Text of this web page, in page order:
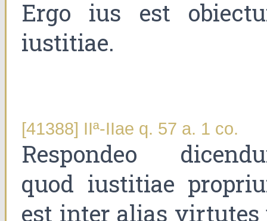
Ergo ius est
iustitiae.
[41388] IIª-IIae q. 57 a. 1 co.
Respondeo
quod iustitiae
est inter alias virtutes